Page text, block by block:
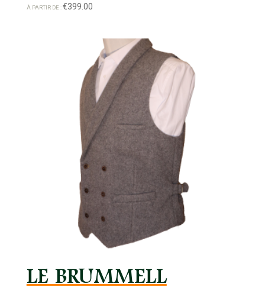
À PARTIR DE :€399.00
LE BRUMMELL